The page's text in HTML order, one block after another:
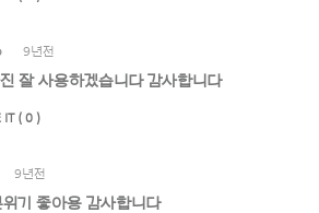
9년전
잘 사용하겠습니다 감사합니다
IT ( 0 )
9년전
위기 좋아용 감사합니다